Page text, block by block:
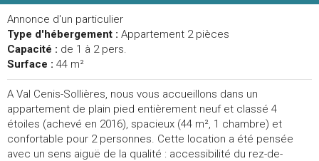
Annonce d'un particulier
Type d'hébergement : Appartement 2 pièces
Capacité : de 1 à 2 pers.
Surface : 44 m²
A Val Cenis-Sollières, nous vous accueillons dans un
appartement de plain pied entièrement neuf et classé 4
étoiles (achevé en 2016), spacieux (44 m², 1 chambre) et
confortable pour 2 personnes. Cette location a été pensée
avec un sens aiguë de la qualité : accessibilité du rez-de-